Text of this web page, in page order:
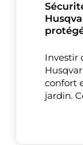
Investir
confort
jardin.